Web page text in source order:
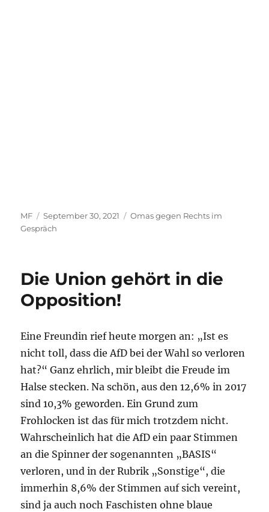
Autor
MF
Veröffentlicht
am
September 30, 2021 Kategorien
Omas gegen Rechts im
Gespräch
Die Union gehört in die
Opposition!
Eine Freundin rief heute morgen an: „Ist es
nicht toll, dass die AfD bei der Wahl so verloren
hat?“ Ganz ehrlich, mir bleibt die Freude im
Halse stecken. Na schön, aus den 12,6% in 2017
sind 10,3% geworden. Ein Grund zum
Frohlocken ist das für mich trotzdem nicht.
Wahrscheinlich hat die AfD ein paar Stimmen
an die Spinner der sogenannten „BASIS“
verloren, und in der Rubrik „Sonstige“, die
immerhin 8,6% der Stimmen auf sich vereint,
sind ja auch noch Faschisten ohne blaue